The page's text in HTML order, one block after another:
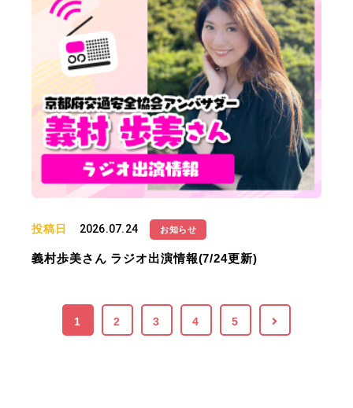
投稿日 2026.07.24 お知らせ
義村歩美さん ラジオ出演情報(7/24更新)
1 2 3 4 5